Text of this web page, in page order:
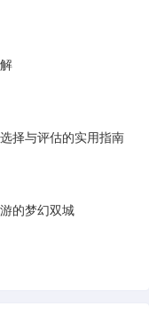
择与评估的实用指南
的梦幻双城